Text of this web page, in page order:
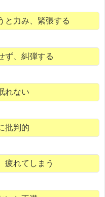
と力み、緊張する
ず、糾弾する
れない
批判的
疲れてしまう